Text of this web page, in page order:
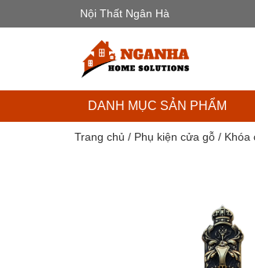
Nội Thất Ngân Hà
DANH MỤC SẢN PHẨM
Trang chủ / Phụ kiện cửa gỗ/ Khóa